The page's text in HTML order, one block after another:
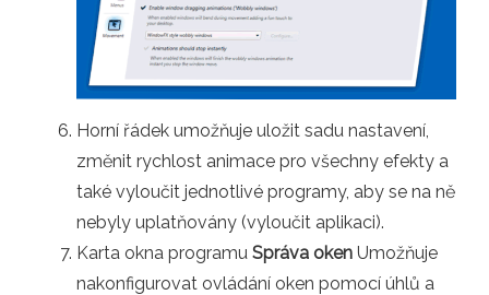
Horní řádek umožňuje uložit sadu nastavení,
změnit rychlost animace pro všechny efekty a
také vyloučit jednotlivé programy, aby se na ně
nebyly uplatňovány (vyloučit aplikaci).
Karta okna programu Správa oken Umožňuje
nakonfigurovat ovládání oken pomocí úhlů a